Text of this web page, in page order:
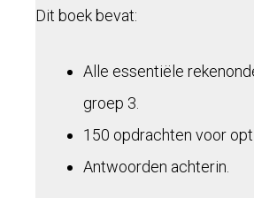
Dit boek bevat:
Alle essentiële
groep 3.
150 opdrachten voor
Antwoorden achterin.